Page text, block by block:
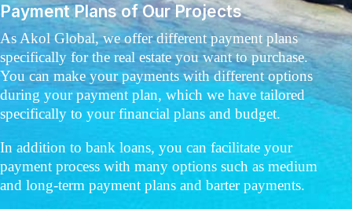
Payment Plans of Our Projects
As Akol Global, we offer different payment plans
specifically for the real estate you want to purchase.
You can make your payments with different options
during your payment plan, which we have tailored
specifically to your financial plans and budget.
In addition to bank loans, you can facilitate your
payment process with many options such as medium
and long-term payment plans and barter payments.